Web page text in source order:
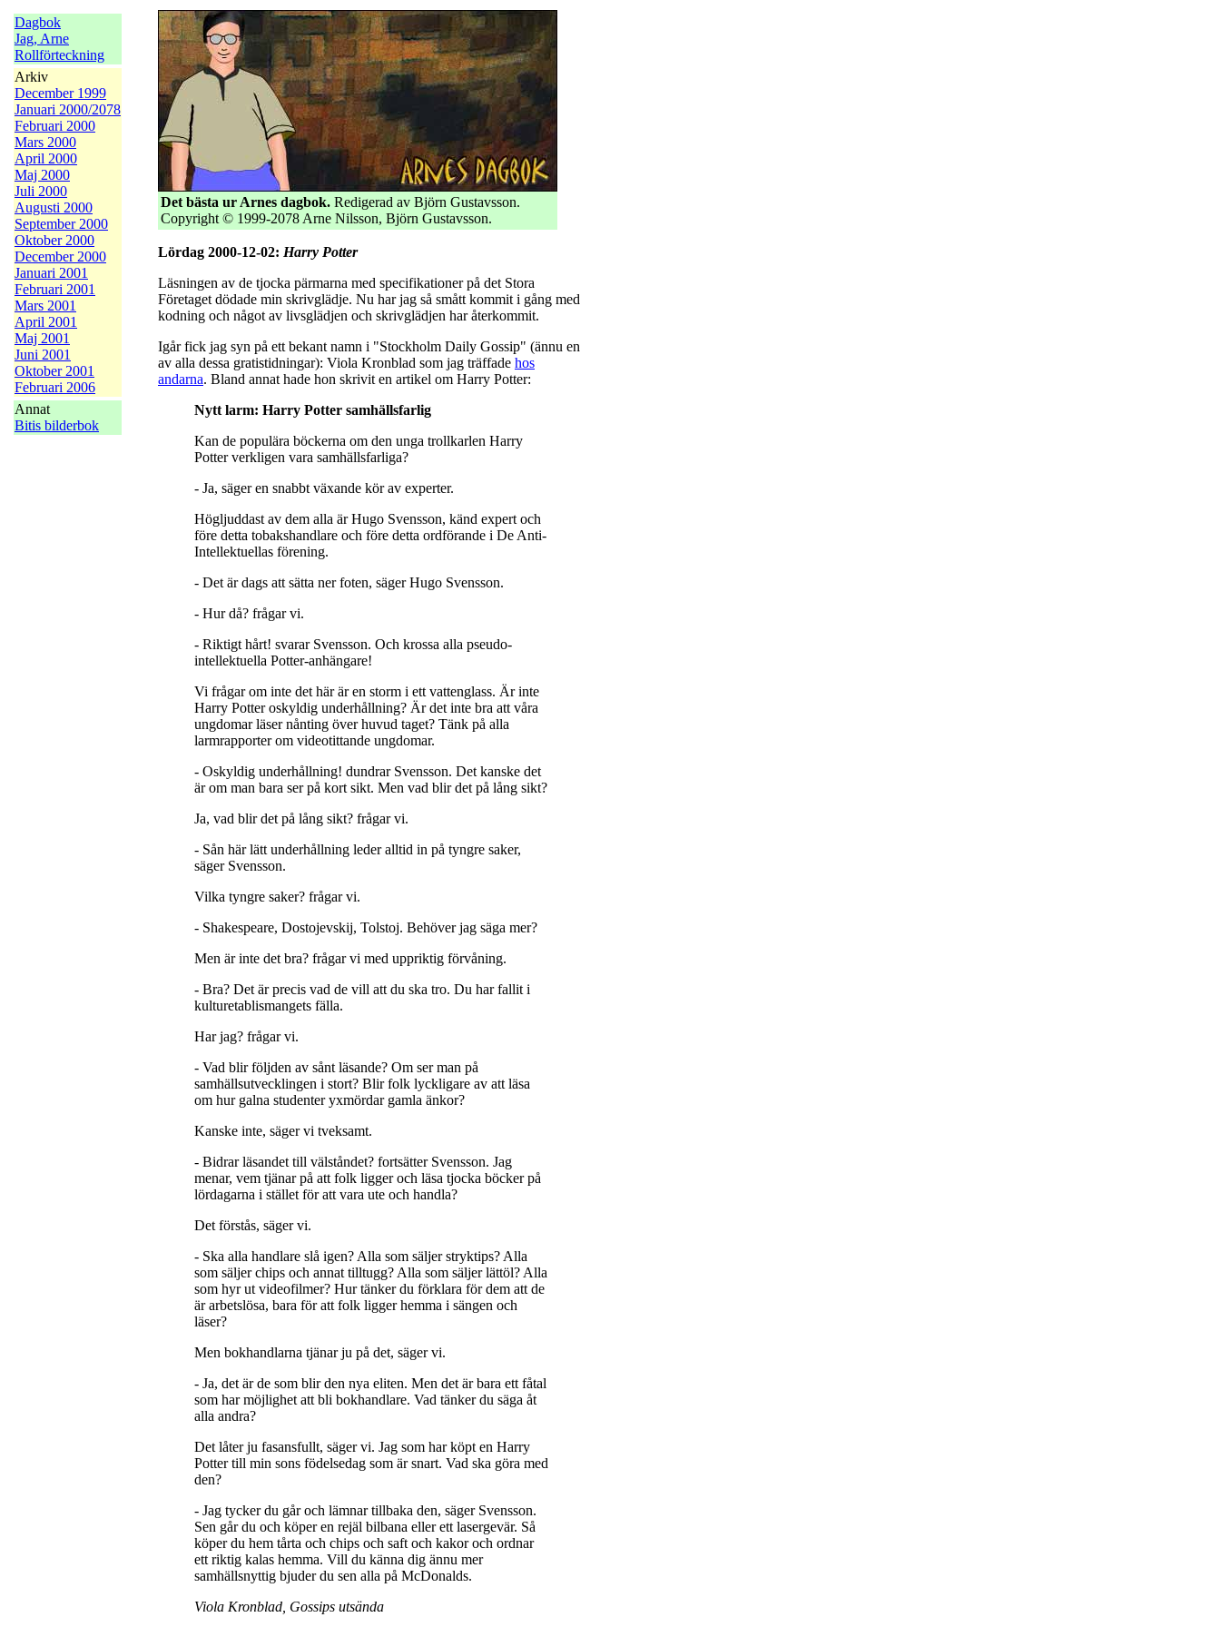
Dagbok
Jag, Arne
Rollförteckning
Arkiv
December 1999
Januari 2000/2078
Februari 2000
Mars 2000
April 2000
Maj 2000
Juli 2000
Augusti 2000
September 2000
Oktober 2000
December 2000
Januari 2001
Februari 2001
Mars 2001
April 2001
Maj 2001
Juni 2001
Oktober 2001
Februari 2006
Annat
Bitis bilderbok
Det bästa ur Arnes dagbok. Redigerad av Björn Gustavsson.
Copyright © 1999-2078 Arne Nilsson, Björn Gustavsson.
Lördag 2000-12-02: Harry Potter
Läsningen av de tjocka pärmarna med specifikationer på det Stora
Företaget dödade min skrivglädje. Nu har jag så smått kommit i gång med
kodning och något av livsglädjen och skrivglädjen har återkommit.
Igår fick jag syn på ett bekant namn i "Stockholm Daily Gossip" (ännu en
av alla dessa gratistidningar): Viola Kronblad som jag träffade hos
andarna. Bland annat hade hon skrivit en artikel om Harry Potter:
Nytt larm: Harry Potter samhällsfarlig
Kan de populära böckerna om den unga trollkarlen Harry
Potter verkligen vara samhällsfarliga?
- Ja, säger en snabbt växande kör av experter.
Högljuddast av dem alla är Hugo Svensson, känd expert och
före detta tobakshandlare och före detta ordförande i De Anti-
Intellektuellas förening.
- Det är dags att sätta ner foten, säger Hugo Svensson.
- Hur då? frågar vi.
- Riktigt hårt! svarar Svensson. Och krossa alla pseudo-
intellektuella Potter-anhängare!
Vi frågar om inte det här är en storm i ett vattenglass. Är inte
Harry Potter oskyldig underhållning? Är det inte bra att våra
ungdomar läser nånting över huvud taget? Tänk på alla
larmrapporter om videotittande ungdomar.
- Oskyldig underhållning! dundrar Svensson. Det kanske det
är om man bara ser på kort sikt. Men vad blir det på lång sikt?
Ja, vad blir det på lång sikt? frågar vi.
- Sån här lätt underhållning leder alltid in på tyngre saker,
säger Svensson.
Vilka tyngre saker? frågar vi.
- Shakespeare, Dostojevskij, Tolstoj. Behöver jag säga mer?
Men är inte det bra? frågar vi med uppriktig förvåning.
- Bra? Det är precis vad de vill att du ska tro. Du har fallit i
kulturetablismangets fälla.
Har jag? frågar vi.
- Vad blir följden av sånt läsande? Om ser man på
samhällsutvecklingen i stort? Blir folk lyckligare av att läsa
om hur galna studenter yxmördar gamla änkor?
Kanske inte, säger vi tveksamt.
- Bidrar läsandet till välståndet? fortsätter Svensson. Jag
menar, vem tjänar på att folk ligger och läsa tjocka böcker på
lördagarna i stället för att vara ute och handla?
Det förstås, säger vi.
- Ska alla handlare slå igen? Alla som säljer stryktips? Alla
som säljer chips och annat tilltugg? Alla som säljer lättöl? Alla
som hyr ut videofilmer? Hur tänker du förklara för dem att de
är arbetslösa, bara för att folk ligger hemma i sängen och
läser?
Men bokhandlarna tjänar ju på det, säger vi.
- Ja, det är de som blir den nya eliten. Men det är bara ett fåtal
som har möjlighet att bli bokhandlare. Vad tänker du säga åt
alla andra?
Det låter ju fasansfullt, säger vi. Jag som har köpt en Harry
Potter till min sons födelsedag som är snart. Vad ska göra med
den?
- Jag tycker du går och lämnar tillbaka den, säger Svensson.
Sen går du och köper en rejäl bilbana eller ett lasergevär. Så
köper du hem tårta och chips och saft och kakor och ordnar
ett riktig kalas hemma. Vill du känna dig ännu mer
samhällsnyttig bjuder du sen alla på McDonalds.
Viola Kronblad, Gossips utsända